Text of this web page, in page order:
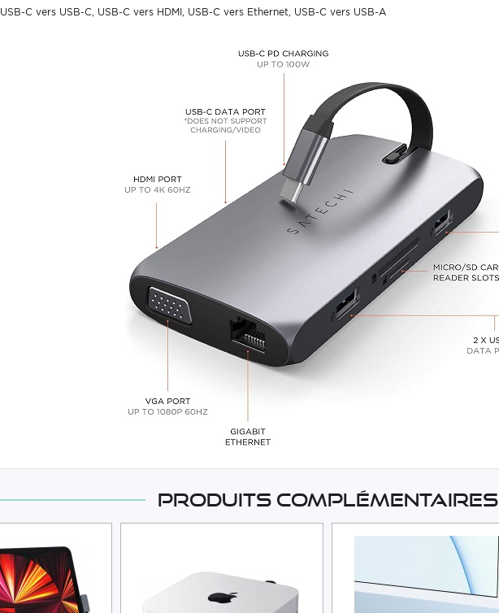
USB-C vers USB-C, USB-C vers HDMI, USB-C vers Ethernet, USB-C vers USB-A
Produits complémentaires